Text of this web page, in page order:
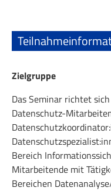
Zielgruppe
Das Seminar richtet
Datenschutz-
Bereich
Mitarbeitende mit
Bereichen